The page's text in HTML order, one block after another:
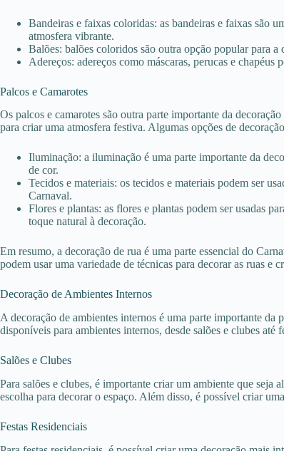
Bandeiras e faixas coloridas: as bandeiras e faixas são
atmosfera vibrante.
Balões: balões coloridos são outra opção popular para
Adereços: adereços como máscaras, perucas e
Palcos e Camarotes
Os palcos e camarotes são outra parte importante da
para criar uma atmosfera festiva. Algumas opções de
Iluminação: a iluminação é uma parte importante da
de cor.
Tecidos e materiais: os tecidos e materiais podem ser
Carnaval.
Flores e plantas: as flores e plantas podem ser usadas
toque natural à decoração.
Em resumo, a decoração de rua é uma parte essencial do
podem usar uma variedade de técnicas para decorar as ruas e
Decoração de Ambientes Internos
A decoração de ambientes internos é uma parte importante
disponíveis para ambientes internos, desde salões e clubes até
Salões e Clubes
Para salões e clubes, é importante criar um ambiente que
escolha para decorar o espaço. Além disso, é possível criar
Festas Residenciais